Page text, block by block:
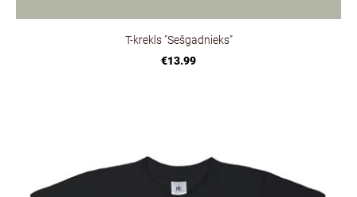
T-krekls "Sešgadnieks"
€13.99